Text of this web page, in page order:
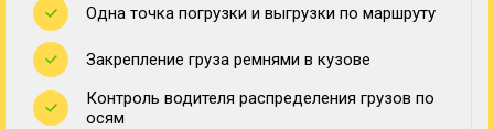
Одна точка погрузки и выгрузки по маршруту
Закрепление груза ремнями в кузове
Контроль водителя распределения грузов по
осям